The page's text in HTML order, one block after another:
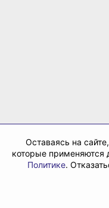
Оставаясь на
которые применяются
Политике.